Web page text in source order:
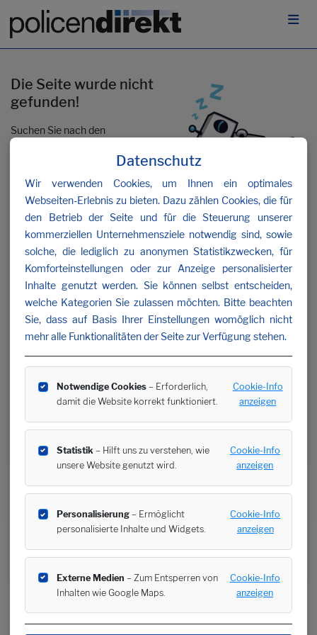
Die Seite wurde nicht
gefunden!
Suchen Sie nach den
Datenschutz
Wir verwenden Cookies, um Ihnen ein optimales
Webseiten-Erlebnis zu bieten. Dazu zählen Cookies, die für
den Betrieb der Seite und für die Steuerung unserer
kommerziellen Unternehmensziele notwendig sind, sowie
solche, die lediglich zu anonymen Statistikzwecken, für
Komforteinstellungen oder zur Anzeige personalisierter
Inhalte genutzt werden. Sie können selbst entscheiden,
welche Kategorien Sie zulassen möchten. Bitte beachten
Sie, dass auf Basis Ihrer Einstellungen womöglich nicht
mehr alle Funktionalitäten der Seite zur Verfügung stehen.
Notwendige Cookies– Erforderlich,
damit die Website korrekt funktioniert.
Cookie-Info
anzeigen
Statistik– Hilft uns zu verstehen, wie
unsere Website genutzt wird.
Cookie-Info
anzeigen
Personalisierung– Ermöglicht
personalisierte Inhalte und Widgets.
Cookie-Info
anzeigen
Externe Medien – Zum Entsperren von
Inhalten wie Google Maps.
Cookie-Info
anzeigen